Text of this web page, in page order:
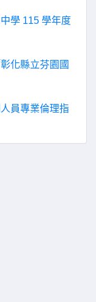
學 115 學年度
化縣立芬園國
員專業倫理指